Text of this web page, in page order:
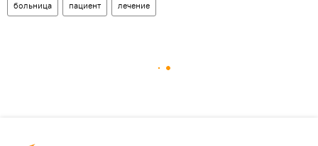
больница пациент лечение